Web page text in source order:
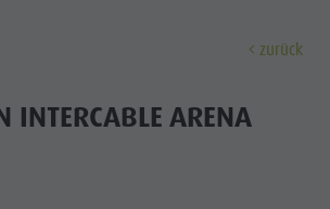
zurück
INTERCABLE ARENA